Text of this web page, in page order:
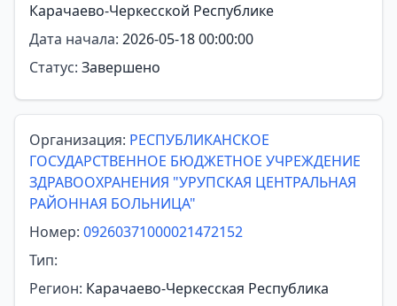
Карачаево-Черкесской Республике
Дата начала: 2026-05-18 00:00:00
Статус: Завершено
Организация: РЕСПУБЛИКАНСКОЕ
ГОСУДАРСТВЕННОЕ БЮДЖЕТНОЕ УЧРЕЖДЕНИЕ
ЗДРАВООХРАНЕНИЯ "УРУПСКАЯ ЦЕНТРАЛЬНАЯ
РАЙОННАЯ БОЛЬНИЦА"
Номер: 09260371000021472152
Тип:
Регион: Карачаево-Черкесская Республика